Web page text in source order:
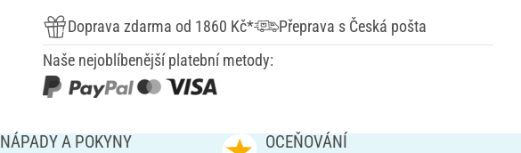
Doprava zdarma od 1860 Kč*
Přeprava s Česká pošta
Naše nejoblíbenější platební metody:
NÁPADY A POKYNY OCEŇOVÁNÍ